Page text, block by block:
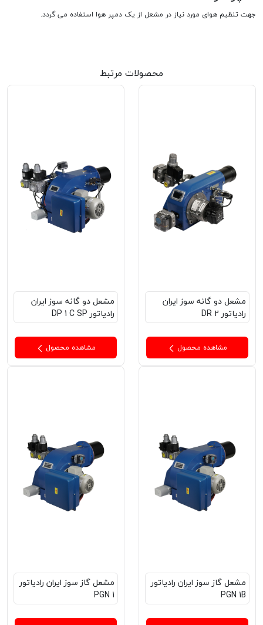
جهت تنظیم هوای مورد نیاز در مشعل از یک دمپر هوا استفاده می گردد.
محصولات مرتبط
مشعل‌ دو گانه سوز ایران
رادیاتور DR 2
مشاهده محصول
مشعل‌ دو گانه سوز ایران
رادیاتور DP 1 C SP
مشاهده محصول
مشعل گاز سوز ایران رادیاتور
PGN 1B
مشعل‌ گاز سوز ایران رادیاتور
PGN 1